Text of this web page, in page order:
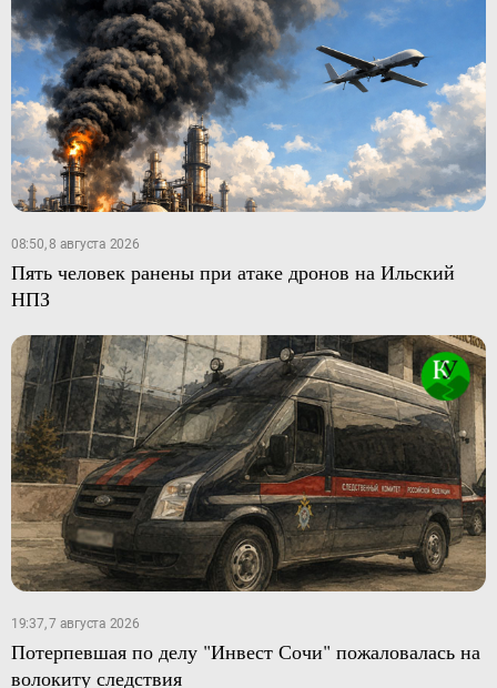
08:50, 8 августа 2026
Пять человек ранены при атаке дронов на Ильский
НПЗ
19:37, 7 августа 2026
Потерпевшая по делу "Инвест Сочи" пожаловалась на
волокиту следствия